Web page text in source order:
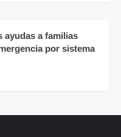
ayudas a familias
por sistema